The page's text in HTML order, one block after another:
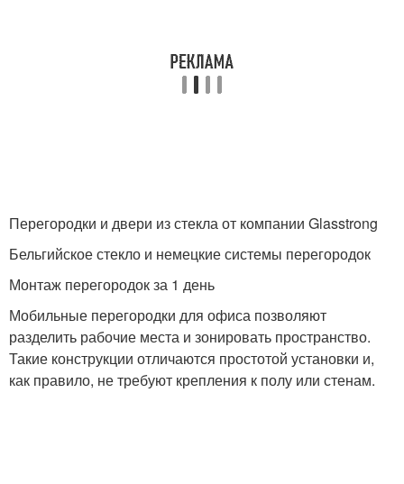
Перегородки и двери из стекла от компании Glasstrong
Бельгийское стекло и немецкие системы перегородок
Монтаж перегородок за 1 день
Мобильные перегородки для офиса позволяют
разделить рабочие места и зонировать пространство.
Такие конструкции отличаются простотой установки и,
как правило, не требуют крепления к полу или стенам.